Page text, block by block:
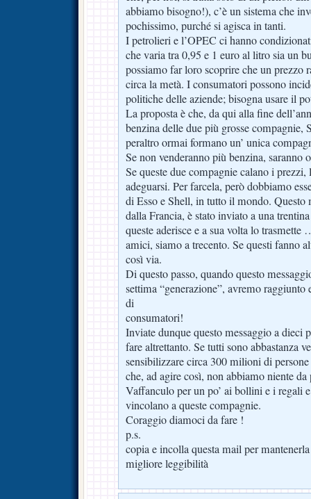
abbiamo bisogno!), c’è un sistema che
pochissimo, purché si agisca in tanti.
I petrolieri e l’OPEC ci hanno
che varia tra 0,95 e 1 euro al litro sia un
possiamo far loro scoprire che un prezzo
circa la metà. I consumatori possono
politiche delle aziende; bisogna usare il
La proposta è che, da qui alla fine
benzina delle due più grosse compagnie,
peraltro ormai formano un’ unica
Se non venderanno più benzina, saranno
Se queste due compagnie calano i
adeguarsi. Per farcela, però dobbiamo
di Esso e Shell, in tutto il mondo. Questo
dalla Francia, è stato inviato a una
queste aderisce e a sua volta lo
amici, siamo a trecento. Se questi fanno
così via.
Di questo passo, quando questo
settima “generazione”, avremo
di
consumatori!
Inviate dunque questo messaggio a dieci
fare altrettanto. Se tutti sono abbastanza
sensibilizzare circa 300 milioni di
che, ad agire così, non abbiamo niente
Vaffanculo per un po’ ai bollini e i regali
vincolano a queste compagnie.
Coraggio diamoci da fare !
p.s.
copia e incolla questa mail per
migliore leggibilità